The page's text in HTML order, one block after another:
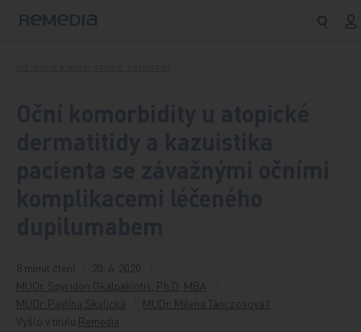
8 minut čtení
20. 6. 2020
MUDr. Spyridon Gkalpakiotis, Ph.D, MBA
MUDr. Pavlína Skalická
MUDr. Milena Tánczosová1
Vyšlo v titulu Remedia